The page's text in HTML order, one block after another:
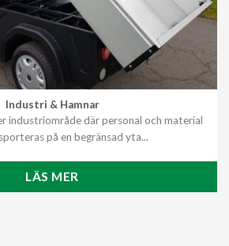
Industri & Hamnar
industriområde där personal och material
på en begränsad yta...
LÄS MER